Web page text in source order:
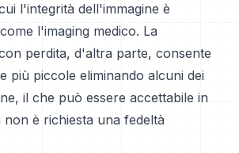
l'integrità dell'immagine è
l'imaging medico. La
perdita, d'altra parte, consente
più piccole eliminando alcuni dei
il che può essere accettabile in
non è richiesta una fedeltà